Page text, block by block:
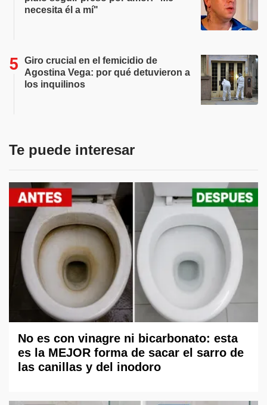
necesita él a mí"
Giro crucial en el femicidio de
Agostina Vega: por qué detuvieron a
los inquilinos
Te puede interesar
No es con vinagre ni bicarbonato: esta
es la MEJOR forma de sacar el sarro de
las canillas y del inodoro